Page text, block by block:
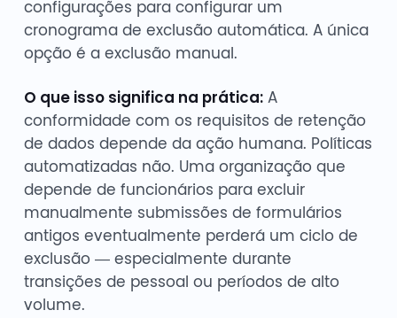
configurações para configurar um
cronograma de exclusão automática. A única
opção é a exclusão manual.
O que isso significa na prática:A
conformidade com os requisitos de retenção
de dados depende da ação humana. Políticas
automatizadas não. Uma organização que
depende de funcionários para excluir
manualmente submissões de formulários
antigos eventualmente perderá um ciclo de
exclusão — especialmente durante
transições de pessoal ou períodos de alto
volume.